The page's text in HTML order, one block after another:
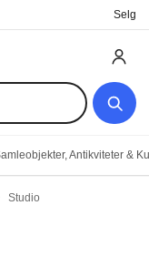
Selg
Antikviteter &
Studio